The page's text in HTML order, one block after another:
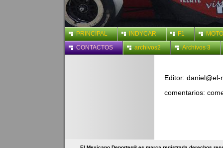
PRINCIPAL INDYCAR F1
CONTACTOS
archivos2 Archivos 3
Editor:
comentarios: